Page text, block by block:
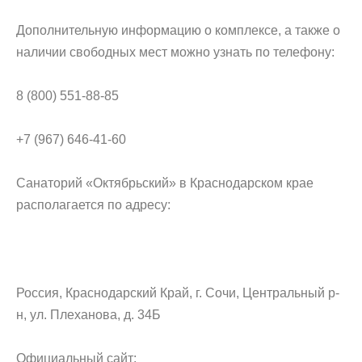
Дополнительную информацию о комплексе, а также о
наличии свободных мест можно узнать по телефону:
8 (800) 551-88-85
+7 (967) 646-41-60
Санаторий «Октябрьский» в Краснодарском крае
располагается по адресу:
Россия, Краснодарский Край, г. Сочи, Центральный р-
н, ул. Плеханова, д. 34Б
Официальный сайт: